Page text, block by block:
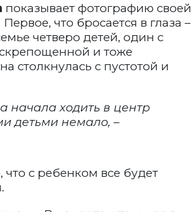
показывает фотографию своей
что бросается в глаза –
четверо детей, один с
и тоже
столкнулась с пустотой и
начала ходить в центр
детьми немало, –
с ребенком все будет